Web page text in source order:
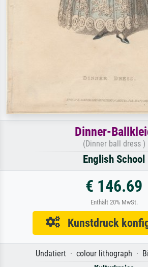
Dinner-
(Dinner ball dress )
English School
€ 146.69
Enthält 20% MwSt.
Kunstdruck
Undatiert · colour lithograph ·